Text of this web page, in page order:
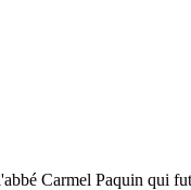
Carmel Paquin qui